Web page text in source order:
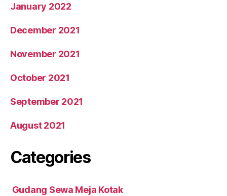
January 2022
December 2021
November 2021
October 2021
September 2021
August 2021
Categories
Gudang Sewa Meja Kotak